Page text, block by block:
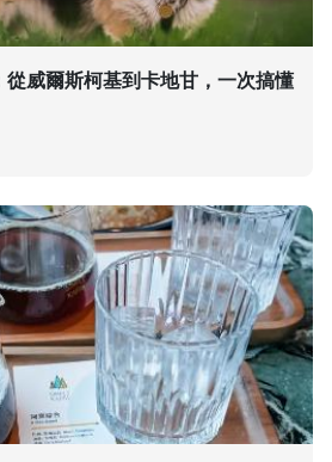
威爾斯柯基到卡地甘，一次搞懂